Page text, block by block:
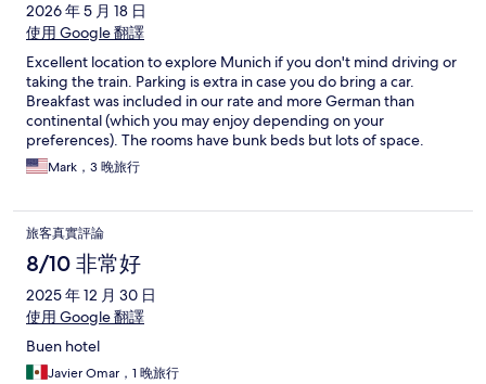
2026 年 5 月 18 日
使用 Google 翻譯
Excellent location to explore Munich if you don't mind driving or
taking the train. Parking is extra in case you do bring a car.
Breakfast was included in our rate and more German than
continental (which you may enjoy depending on your
preferences). The rooms have bunk beds but lots of space.
Shower and toilet (heated floor) are in separate rooms, which is
nice. Overall a great option of your on a budget.
Mark，3 晚旅行
旅客真實評論
8/10 非常好
2025 年 12 月 30 日
使用 Google 翻譯
Buen hotel
Javier Omar，1 晚旅行